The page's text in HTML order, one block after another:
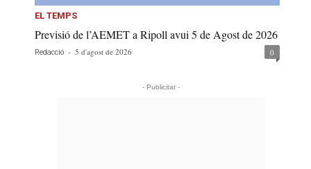
EL TEMPS
Previsió de l’AEMET a Ripoll avui 5 de Agost de 2026
Redacció - 5 d'agost de 2026 0
- Publicitat -